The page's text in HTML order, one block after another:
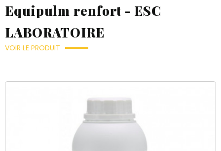
Equipulm renfort - ESC
LABORATOIRE
VOIR LE PRODUIT